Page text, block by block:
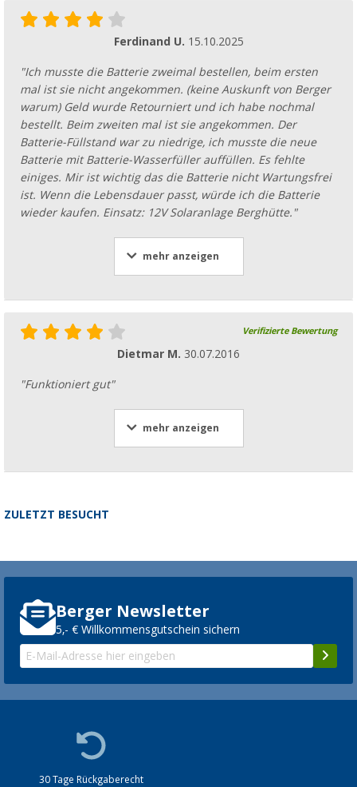
Ferdinand U. 15.10.2025
"Ich musste die Batterie zweimal bestellen, beim ersten
mal ist sie nicht angekommen. (keine Auskunft von Berger
warum) Geld wurde Retourniert und ich habe nochmal
bestellt. Beim zweiten mal ist sie angekommen. Der
Batterie-Füllstand war zu niedrige, ich musste die neue
Batterie mit Batterie-Wasserfüller auffüllen. Es fehlte
einiges. Mir ist wichtig das die Batterie nicht Wartungsfrei
ist. Wenn die Lebensdauer passt, würde ich die Batterie
wieder kaufen. Einsatz: 12V Solaranlage Berghütte."
mehr anzeigen
Verifizierte Bewertung
Dietmar M. 30.07.2016
"Funktioniert gut"
mehr anzeigen
ZULETZT BESUCHT
Berger Newsletter
5,- € Willkommensgutschein sichern
30 Tage Rückgaberecht